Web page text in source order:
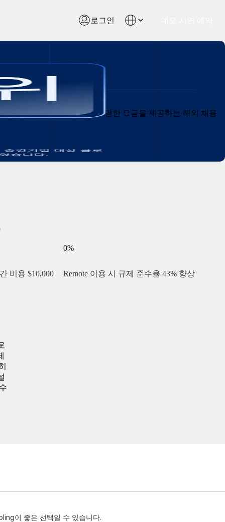
로그인
, 숨겨진 추가 비용 없이 투명한 요금을 제공하는 해외 채용
비용 $10,000
0%
Remote 이용 시 규제 준수율 43% 향상
이 좋은 선택일 수 있습니다.